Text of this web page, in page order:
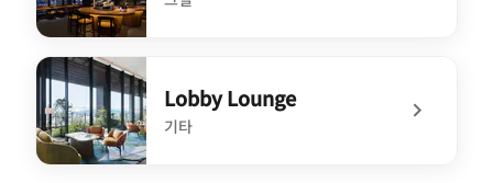
undefined Iron Bay
Lobby Lounge
기타